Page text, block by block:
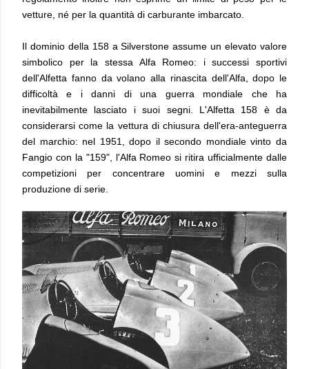
vetture, né per la quantità di carburante imbarcato.
Il dominio della 158 a Silverstone assume un elevato valore
simbolico per la stessa Alfa Romeo: i successi sportivi
dell'Alfetta fanno da volano alla rinascita dell'Alfa, dopo le
difficoltà e i danni di una guerra mondiale che ha
inevitabilmente lasciato i suoi segni. L'Alfetta 158 è da
considerarsi come la vettura di chiusura dell'era-anteguerra
del marchio: nel 1951, dopo il secondo mondiale vinto da
Fangio con la "159", l'Alfa Romeo si ritira ufficialmente dalle
competizioni per concentrare uomini e mezzi sulla
produzione di serie.